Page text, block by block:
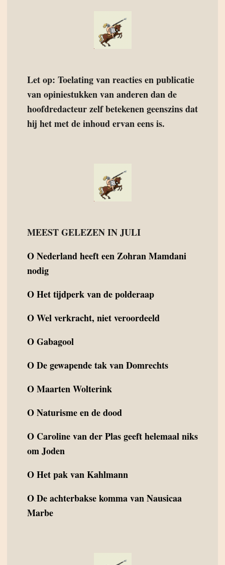
Let op: Toelating van reacties en publicatie
van opiniestukken van anderen dan de
hoofdredacteur zelf betekenen geenszins dat
hij het met de inhoud ervan eens is.
MEEST GELEZEN IN JULI
ONederland heeft een Zohran Mamdani
nodig
OHet tijdperk van de polderaap
OWel verkracht, niet veroordeeld
OGabagool
ODe gewapende tak van Domrechts
OMaarten Wolterink
ONaturisme en de dood
O Caroline van der Plas geeft helemaal niks
om Joden
OHet pak van Kahlmann
ODe achterbakse komma van Nausicaa
Marbe